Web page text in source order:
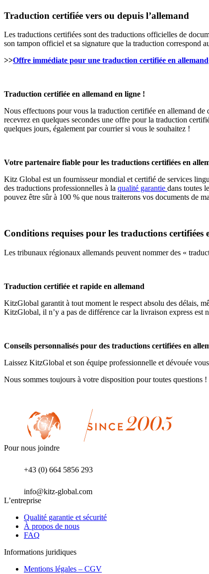
Traduction certifiée vers ou depuis l’allemand
Les traductions certifiées sont des traductions officielles de
son tampon officiel et sa signature que la traduction correspond
>>Offre immédiate pour une traduction certifiée en allemand
Traduction certifiée en allemand en ligne !
Nous effectuons pour vous la traduction certifiée en allemand
recevrez en quelques secondes une offre pour la traduction
quelques jours, également par courrier si vous le souhaitez !
Votre partenaire fiable pour les traductions certifiées en
Kitz Global est un fournisseur mondial et certifié de services
des traductions professionnelles à la qualité garantie dans toutes
pouvez être sûr à 100 % que nous traiterons vos documents de
Conditions requises pour les traductions certifiées
Les tribunaux régionaux allemands peuvent nommer des «
Traduction certifiée et rapide en allemand
KitzGlobal garantit à tout moment le respect absolu des délais,
KitzGlobal, il n’y a pas de différence car la livraison express est
Conseils personnalisés pour des traductions certifiées en
Laissez KitzGlobal et son équipe professionnelle et dévouée
Nous sommes toujours à votre disposition pour toutes questions
Pour nous joindre
+43 (0) 664 5856 293
info@kitz-global.com
L’entreprise
Qualité garantie et sécurité
À propos de nous
FAQ
Informations juridiques
Mentions légales – CGV